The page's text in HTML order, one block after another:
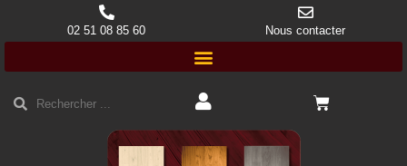
02 51 08 85 60 Nous contacter